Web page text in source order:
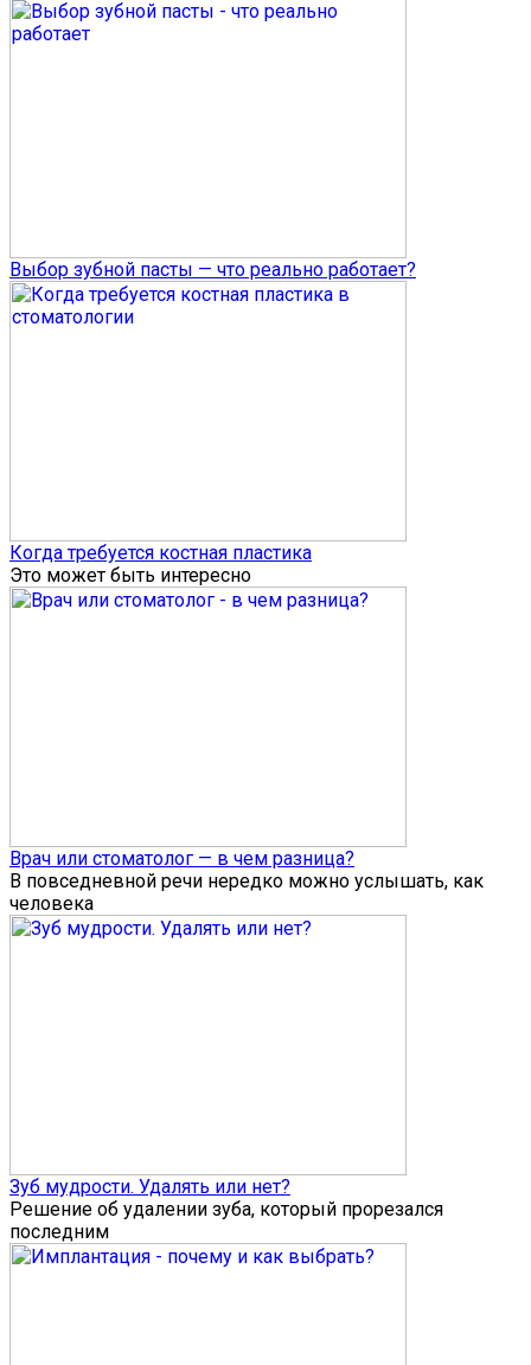
Выбор зубной пасты — что реально работает?
Когда требуется костная пластика
Это может быть интересно
Врач или стоматолог — в чем разница?
В повседневной речи нередко можно услышать, как
человека
Зуб мудрости. Удалять или нет?
Решение об удалении зуба, который прорезался
последним